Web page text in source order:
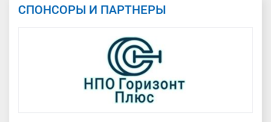
СПОНСОРЫ И ПАРТНЕРЫ